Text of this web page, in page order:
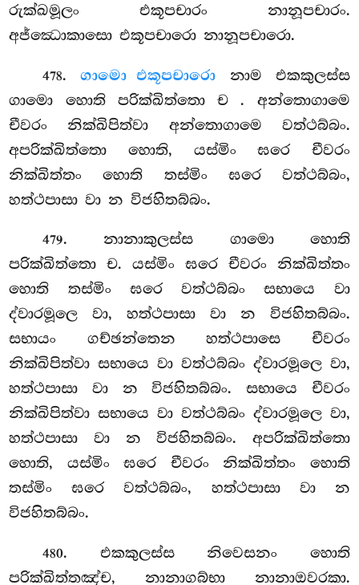
රුක්ඛමූලං එකූපචාරං නානූපචාරං.
අජ්ඣොකාසො එකූපචාරො නානූපචාරො.
478.ගාමො එකූපචාරො නාම එකකුලස්ස
ගාමො හොති පරික්ඛිත්තො ච. අන්තොගාමෙ
චීවරං නික්ඛිපිත්වා අන්තොගාමෙ වත්ථබ්බං.
අපරික්ඛිත්තො හොති, යස්මිං ඝරෙ චීවරං
නික්ඛිත්තං හොති තස්මිං ඝරෙ වත්ථබ්බං,
හත්ථපාසා වා න විජහිතබ්බං.
479. නානාකුලස්ස ගාමො හොති
පරික්ඛිත්තො ච. යස්මිං ඝරෙ චීවරං නික්ඛිත්තං
හොති තස්මිං ඝරෙ වත්ථබ්බං සභායෙ වා
ද්වාරමූලෙ වා, හත්ථපාසා වා න විජහිතබ්බං.
සභායං ගච්ඡන්තෙන හත්ථපාසෙ චීවරං
නික්ඛිපිත්වා සභායෙ වා වත්ථබ්බං ද්වාරමූලෙ වා,
හත්ථපාසා වා න විජහිතබ්බං. සභායෙ චීවරං
නික්ඛිපිත්වා සභායෙ වා වත්ථබ්බං ද්වාරමූලෙ වා,
හත්ථපාසා වා න විජහිතබ්බං. අපරික්ඛිත්තො
හොති, යස්මිං ඝරෙ චීවරං නික්ඛිත්තං හොති
තස්මිං ඝරෙ වත්ථබ්බං, හත්ථපාසා වා න
විජහිතබ්බං.
480. එකකුලස්සනිවෙසනං හොති
පරික්ඛිත්තඤ්ච, නානාගබ්භා නානාඔවරකා.